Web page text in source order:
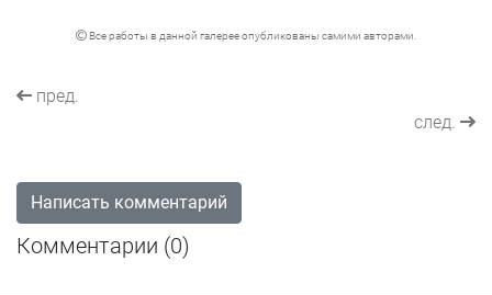
Все работы в данной галерее опубликованы самими авторами.
пред.
след.
Написать комментарий
Комментарии (0)